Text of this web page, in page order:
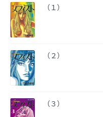
（１）
（２）
（３）